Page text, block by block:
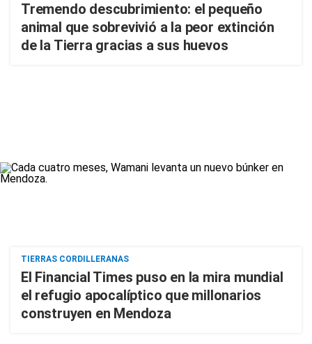
Tremendo descubrimiento: el pequeño
animal que sobrevivió a la peor extinción
de la Tierra gracias a sus huevos
TIERRAS CORDILLERANAS
El Financial Times puso en la mira mundial
el refugio apocalíptico que millonarios
construyen en Mendoza